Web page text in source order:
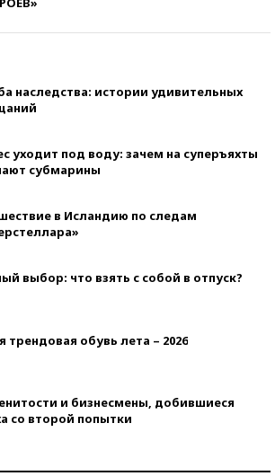
наследства: истории удивительных
уходит под воду: зачем на суперъяхты
субмарины
в Исландию по следам
выбор: что взять с собой в отпуск?
трендовая обувь лета – 2026
и бизнесмены, добившиеся
со второй попытки